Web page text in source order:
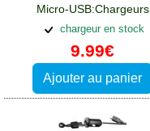
Micro-USB:Chargeurs
Blackberry DTEK50
chargeur en stock
9.99€
Ajouter au panier